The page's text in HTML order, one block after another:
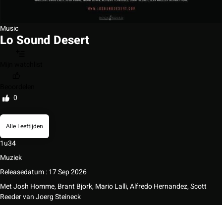
Music
Lo Sound Desert
0
Alle Leeftijden
1u34
Muziek
Releasedatum : 17 Sep 2026
MetJosh Homme,Brant Bjork,Mario Lalli,Alfredo Hernandez,Scott
ReedervanJoerg Steineck